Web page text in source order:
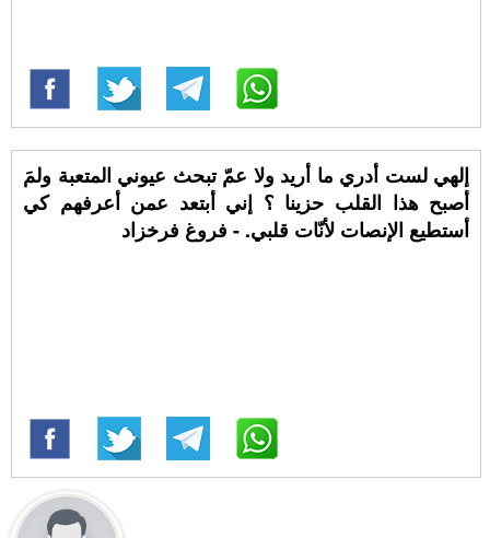
إلهي لست أدري ما أريد ولا عمّ تبحث عيوني المتعبة ولمَ
أصبح هذا القلب حزينا ؟ إني أبتعد عمن أعرفهم كي
أستطيع الإنصات لأنّات قلبي. - فروغ فرخزاد